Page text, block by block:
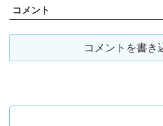
コメント
コメントを書き